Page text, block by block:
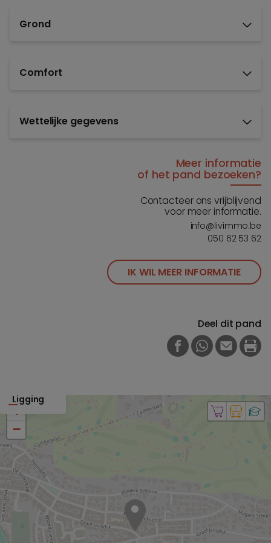
Grond
Comfort
Wettelijke gegevens
Meer informatie
of het pand bezoeken?
Contacteer ons vrijblijvend
voor meer informatie.
info@livimmo.be
050 62 53 62
IK WIL MEER INFORMATIE
Deel dit pand
FACEBOOK
WHATSAPP
E-MAIL
Ligging
+
−